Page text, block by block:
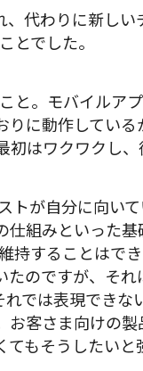
代わりに新し
とでした。
と。モバイルア
に動作してい
はワクワクし、
トが自分に向い
組みといった
持することはで
のですが、そ
では表現でき
客さま向けの
もそうしたいと